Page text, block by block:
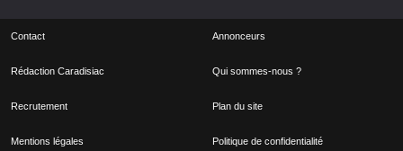
Contact Annonceurs
Rédaction Caradisiac Qui sommes-nous ?
Recrutement Plan du site
Mentions légales Politique de confidentialité